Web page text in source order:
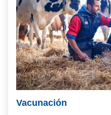
Vacunación